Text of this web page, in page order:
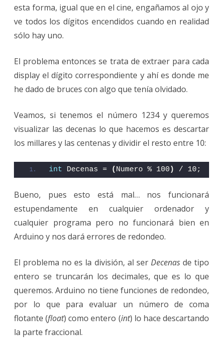
esta forma, igual que en el cine, engañamos al ojo y
ve todos los dígitos encendidos cuando en realidad
sólo hay uno.
El problema entonces se trata de extraer para cada
display el dígito correspondiente y ahí es donde me
he dado de bruces con algo que tenía olvidado.
Veamos, si tenemos el número 1234 y queremos
visualizar las decenas lo que hacemos es descartar
los millares y las centenas y dividir el resto entre 10:
int Decenas = ( Numero % 100 ) / 10;
Bueno, pues esto está mal… nos funcionará
estupendamente en cualquier ordenador y
cualquier programa pero no funcionará bien en
Arduino y nos dará errores de redondeo.
El problema no es la división, al ser Decenasde tipo
entero se truncarán los decimales, que es lo que
queremos. Arduino no tiene funciones de redondeo,
por lo que para evaluar un número de coma
flotante (float) como entero (int) lo hace descartando
la parte fraccional.